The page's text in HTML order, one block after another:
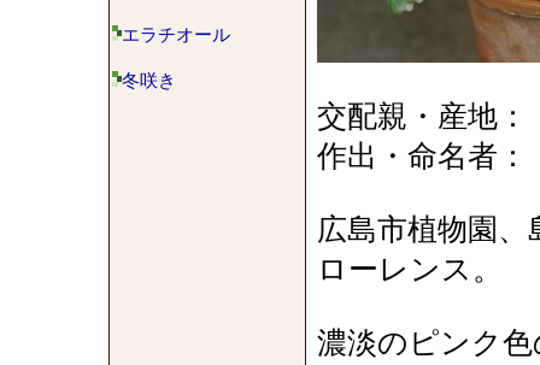
エラチオール
冬咲き
交配親・産地：
作出・命名者：
広島市植物園
ローレンス。
濃淡のピンク